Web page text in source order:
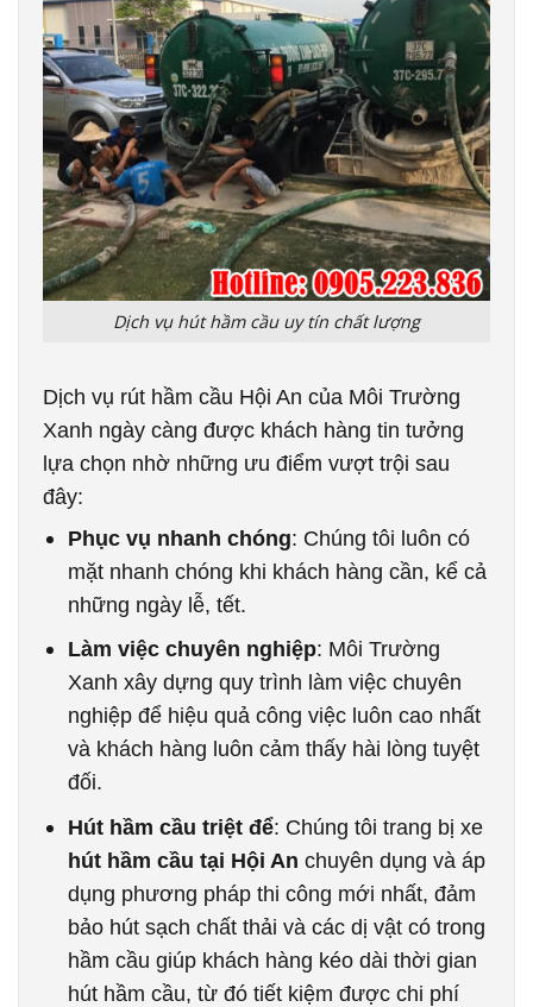
Dịch vụ hút hầm cầu uy tín chất lượng
Dịch vụ rút hầm cầu Hội An của Môi Trường
Xanh ngày càng được khách hàng tin tưởng
lựa chọn nhờ những ưu điểm vượt trội sau
đây:
Phục vụ nhanh chóng: Chúng tôi luôn có
mặt nhanh chóng khi khách hàng cần, kể cả
những ngày lễ, tết.
Làm việc chuyên nghiệp: Môi Trường
Xanh xây dựng quy trình làm việc chuyên
nghiệp để hiệu quả công việc luôn cao nhất
và khách hàng luôn cảm thấy hài lòng tuyệt
đối.
Hút hầm cầu triệt để: Chúng tôi trang bị xe
hút hầm cầu tại Hội An chuyên dụng và áp
dụng phương pháp thi công mới nhất, đảm
bảo hút sạch chất thải và các dị vật có trong
hầm cầu giúp khách hàng kéo dài thời gian
hút hầm cầu, từ đó tiết kiệm được chi phí